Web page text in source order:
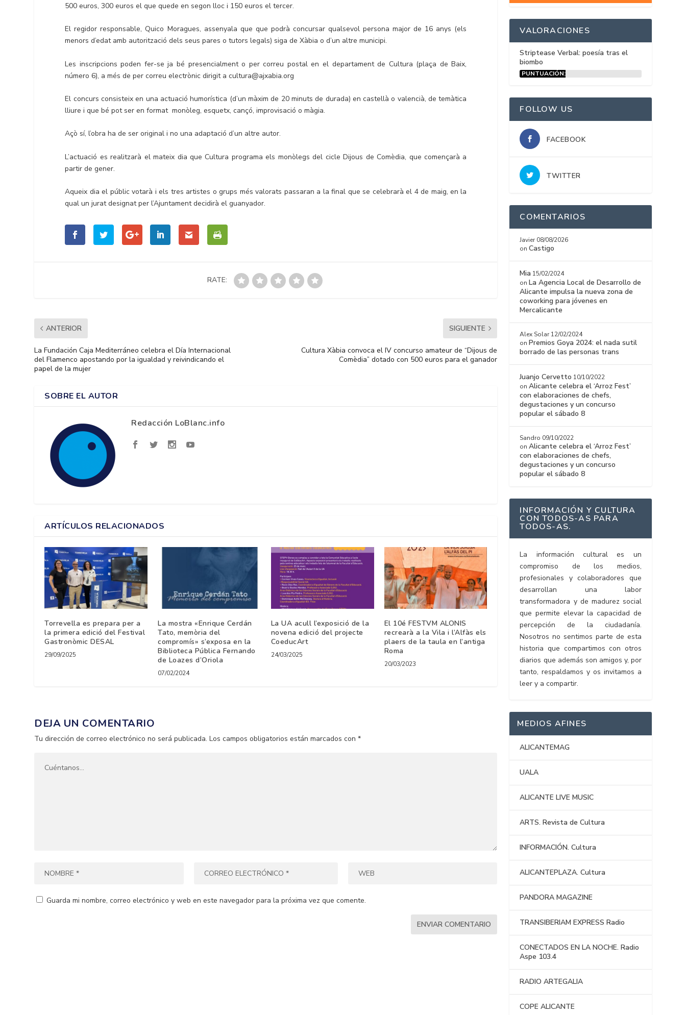
500 euros, 300 euros el que quede en segon lloc i 150 euros el tercer.
El regidor responsable, Quico Moragues, assenyala que que podrà concursar qualsevol persona major de 16 anys (els
menors d’edat amb autorització dels seus pares o tutors legals) siga de Xàbia o d’un altre municipi.
Les inscripcions poden fer-se ja bé presencialment o per correu postal en el departament de Cultura (plaça de Baix,
número 6), a més de per correu electrònic dirigit a cultura@ajxabia.org
El concurs consisteix en una actuació humorística (d’un màxim de 20 minuts de durada) en castellà o valencià, de temàtica
lliure i que bé pot ser en format monòleg, esquetx, cançó, improvisació o màgia.
Açò sí, l’obra ha de ser original i no una adaptació d’un altre autor.
L’actuació es realitzarà el mateix dia que Cultura programa els monòlegs del cicle Dijous de Comèdia, que començarà a
partir de gener.
Aqueix dia el públic votarà i els tres artistes o grups més valorats passaran a la final que se celebrarà el 4 de maig, en la
qual un jurat designat per l’Ajuntament decidirà el guanyador.
RATE:
ANTERIOR
La Fundación Caja Mediterráneo celebra el Día Internacional
del Flamenco apostando por la igualdad y reivindicando el
papel de la mujer
SIGUIENTE
Cultura Xàbia convoca el IV concurso amateur de “Dijous de
Comèdia” dotado con 500 euros para el ganador
SOBRE EL AUTOR
Redacción LoBlanc.info
ARTÍCULOS RELACIONADOS
Torrevella es prepara per a
la primera edició del Festival
Gastronòmic DESAL
29/09/2025
La mostra «Enrique Cerdán
Tato, memòria del
compromís» s’exposa en la
Biblioteca Pública Fernando
de Loazes d’Oriola
07/02/2024
La UA acull l’exposició de la
novena edició del projecte
CoeducArt
24/03/2025
El 10é FESTVM ALONIS
recrearà a la Vila i l’Alfàs els
plaers de la taula en l’antiga
Roma
20/03/2023
DEJA UN COMENTARIO
Tu dirección de correo electrónico no será publicada. Los campos obligatorios están marcados con*
Guarda mi nombre, correo electrónico y web en este navegador para la próxima vez que comente.
VALORACIONES
Striptease Verbal: poesía tras el
biombo
PUNTUACIÓN:
FOLLOW US
FACEBOOK
TWITTER
COMENTARIOS
Javier 08/08/2026
onCastigo
Mia 15/02/2024
on La Agencia Local de Desarrollo de
Alicante impulsa la nueva zona de
coworking para jóvenes en
Mercalicante
Alex Solar 12/02/2024
on Premios Goya 2024: el nada sutil
borrado de las personas trans
Juanjo Cervetto 10/10/2022
onAlicante celebra el ‘Arroz Fest’
con elaboraciones de chefs,
degustaciones y un concurso
popular el sábado 8
Sandro 09/10/2022
onAlicante celebra el ‘Arroz Fest’
con elaboraciones de chefs,
degustaciones y un concurso
popular el sábado 8
INFORMACIÓN Y CULTURA
CON TODOS-AS PARA
TODOS-AS.
La información cultural es un
compromiso de los medios,
profesionales y colaboradores que
desarrollan una labor
transformadora y de madurez social
que permite elevar la capacidad de
percepción de la ciudadanía.
Nosotros no sentimos parte de esta
historia que compartimos con otros
diarios que además son amigos y, por
tanto, respaldamos y os invitamos a
leer y a compartir.
MEDIOS AFINES
ALICANTEMAG
UALA
ALICANTE LIVE MUSIC
ARTS. Revista de Cultura
INFORMACIÓN. Cultura
ALICANTEPLAZA. Cultura
PANDORA MAGAZINE
TRANSIBERIAM EXPRESS Radio
CONECTADOS EN LA NOCHE. Radio
Aspe 103.4
RADIO ARTEGALIA
COPE ALICANTE